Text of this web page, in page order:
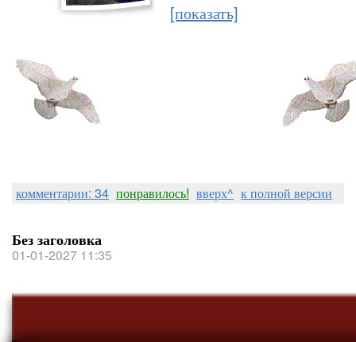
[показать]
комментарии: 34 понравилось! вверх^ к полной версии
Без заголовка
01-01-2027 11:35